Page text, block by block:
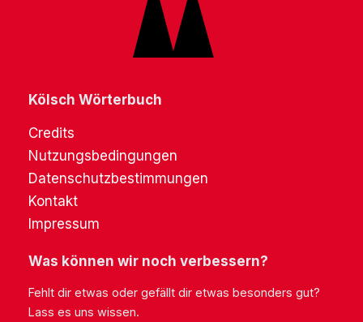
Kölsch Wörterbuch
Credits
Nutzungsbedingungen
Datenschutzbestimmungen
Kontakt
Impressum
Was können wir noch verbessern?
Fehlt dir etwas oder gefällt dir etwas besonders gut?
Lass es uns wissen.